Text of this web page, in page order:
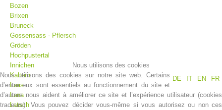
Histoire de l'association
Bozen
Brixen
Bruneck
Gossensass - Pflersch
Gröden
Hochpustertal
Innichen
Kaltern
Laas
Lana
Latsch
Nous utilisons des cookies
DE
IT EN FR
Nous utilisons des cookies sur notre site web. Certains
d’entre eux sont essentiels au fonctionnement du site et
d’autres nous aident à améliorer ce site et l’expérience utilisateur (cookies
traceurs). Vous pouvez décider vous-même si vous autorisez ou non ces